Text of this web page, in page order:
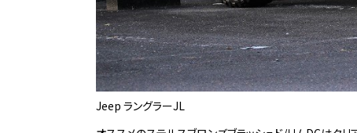
Jeep ラングラーJL